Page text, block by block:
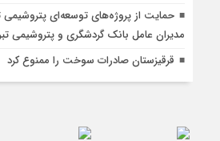
حمایت از پروژه‌های توسعه‌ای پتروشیمی
مدیران عامل بانک گردشگری و پتروشیمی
قرقیزستان صادرات سوخت را ممنوع کرد